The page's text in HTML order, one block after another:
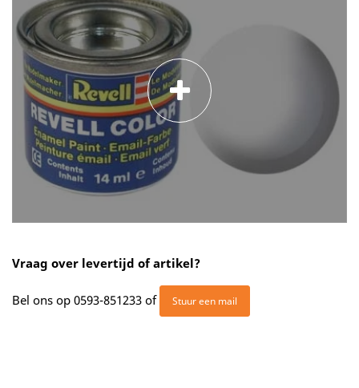
Vraag over levertijd of artikel?
Bel ons op 0593-851233 of Stuur een mail